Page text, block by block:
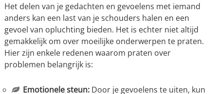
Het delen van je gedachten en gevoelens met iemand
anders kan een last van je schouders halen en een
gevoel van opluchting bieden. Het is echter niet altijd
gemakkelijk om over moeilijke onderwerpen te praten.
Hier zijn enkele redenen waarom praten over
problemen belangrijk is:
Emotionele steun:Door je gevoelens te uiten, kun